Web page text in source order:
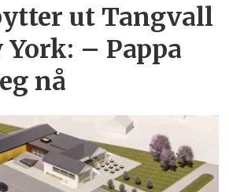
ut Tangvall
York: – Pappa
nå